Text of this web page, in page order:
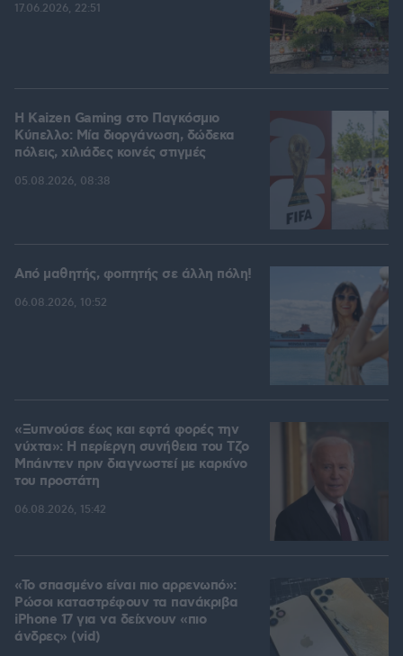
17.06.2026, 22:51
H Kaizen Gaming στο Παγκόσμιο
Kύπελλο: Μία διοργάνωση, δώδεκα
πόλεις, χιλιάδες κοινές στιγμές
05.08.2026, 08:38
Από μαθητής, φοιτητής σε άλλη πόλη!
06.08.2026, 10:52
«Ξυπνούσε έως και εφτά φορές την
νύχτα»: Η περίεργη συνήθεια του Τζο
Μπάιντεν πριν διαγνωστεί με καρκίνο
του προστάτη
06.08.2026, 15:42
«Το σπασμένο είναι πιο αρρενωπό»:
Ρώσοι καταστρέφουν τα πανάκριβα
iPhone 17 για να δείχνουν «πιο
άνδρες» (vid)